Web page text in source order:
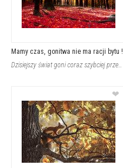
Mamy czas, gonitwa nie ma racji bytu !
Dzisiejszy świat goni coraz szybciej przed siebie, sprowadzając nawet najłatwiej
❤